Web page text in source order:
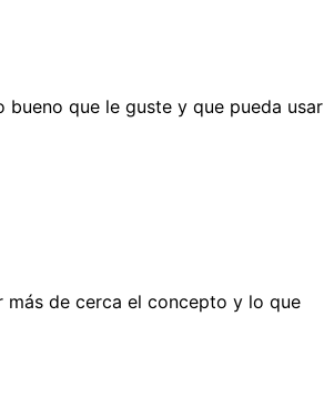
que le guste y que pueda usar
de cerca el concepto y lo que